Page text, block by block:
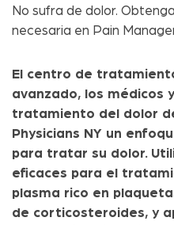
No sufra de dolor.
necesaria en Pain
El centro de
avanzado, los médicos
tratamiento del dolor
Physicians NY un
para tratar su dolor.
eficaces para el
plasma rico en
de corticosteroides, y